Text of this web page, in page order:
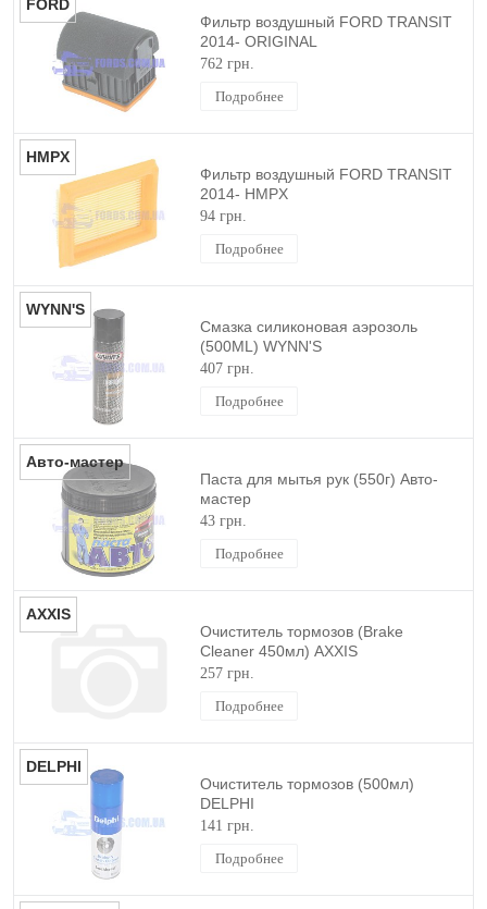
FORD
Фильтр воздушный FORD TRANSIT
2014- ORIGINAL
762 грн.
Подробнее
HMPX
Фильтр воздушный FORD TRANSIT
2014- HMPX
94 грн.
Подробнее
WYNN'S
Смазка силиконовая аэрозоль
(500ML) WYNN'S
407 грн.
Подробнее
Авто-мастер
Паста для мытья рук (550г) Авто-
мастер
43 грн.
Подробнее
AXXIS
Очиститель тормозов (Brake
Cleaner 450мл) AXXIS
257 грн.
Подробнее
DELPHI
Очиститель тормозов (500мл)
DELPHI
141 грн.
Подробнее